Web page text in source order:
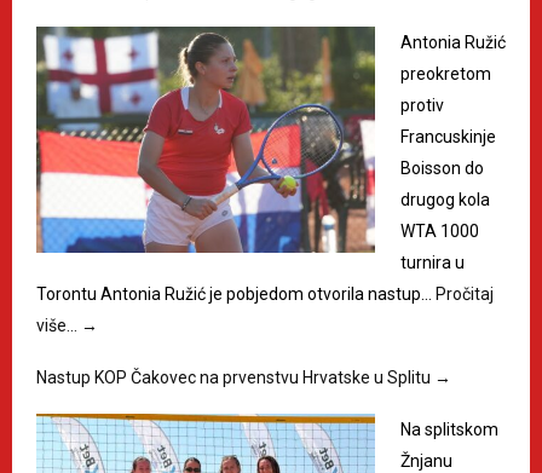
Antonia Ružić
preokretom
protiv
Francuskinje
Boisson do
drugog kola
WTA 1000
turnira u
Torontu Antonia Ružić je pobjedom otvorila nastup… Pročitaj
više… →
Nastup KOP Čakovec na prvenstvu Hrvatske u Splitu →
Na splitskom
Žnjanu